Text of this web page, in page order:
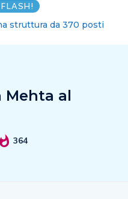
struttura da 370 posti
al
364